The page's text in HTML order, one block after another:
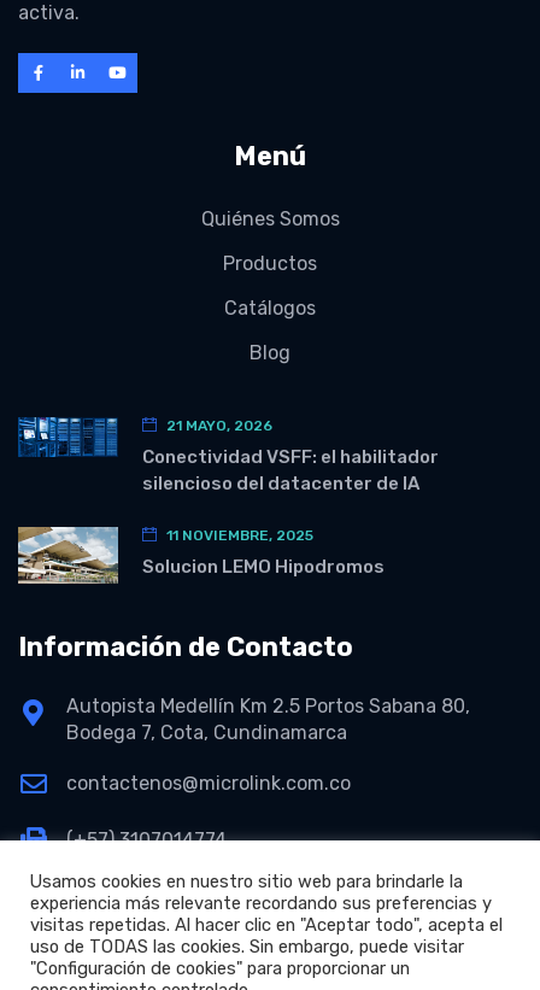
activa.
Menú
Quiénes Somos
Productos
Catálogos
Blog
21 MAYO, 2026
Conectividad VSFF: el habilitador
silencioso del datacenter de IA
11 NOVIEMBRE, 2025
Solucion LEMO Hipodromos
Información de Contacto
Autopista Medellín Km 2.5 Portos Sabana 80,
Bodega 7, Cota, Cundinamarca
contactenos@microlink.com.co
(+57) 3107014774
Usamos cookies en nuestro sitio web para brindarle la
experiencia más relevante recordando sus preferencias y
visitas repetidas. Al hacer clic en "Aceptar todo", acepta el
uso de TODAS las cookies. Sin embargo, puede visitar
"Configuración de cookies" para proporcionar un